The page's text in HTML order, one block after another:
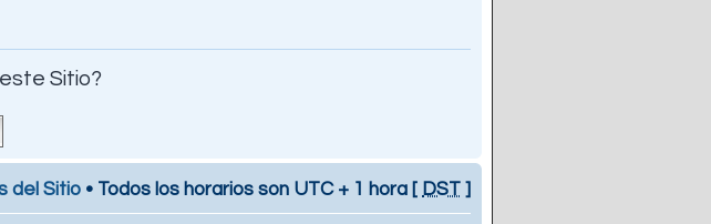
Sitio?
del Sitio • Todos los horarios son UTC + 1 hora [ DST ]